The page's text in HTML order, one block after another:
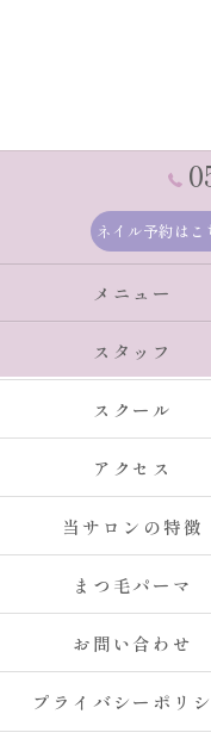
ネイル予約はこ
メニュー
スタッフ
スクール
アクセス
当サロンの特徴
まつ毛パーマ
お問い合わせ
プライバシーポリ